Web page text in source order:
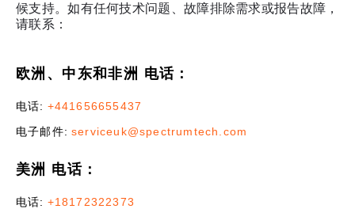
候支持。如有任何技术问题、故障排除需求或报告故障，
请联系：
欧洲、中东和非洲 电话：
电话: +441656655437
电子邮件: serviceuk@spectrumtech.com
美洲 电话：
电话: +18172322373